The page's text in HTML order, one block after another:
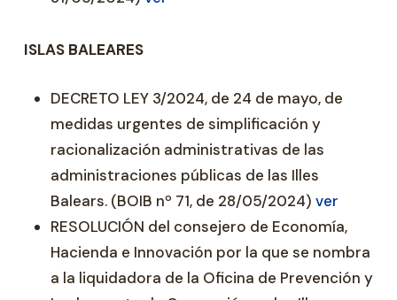
ISLAS BALEARES
DECRETO LEY 3/2024, de 24 de mayo, de
medidas urgentes de simplificación y
racionalización administrativas de las
administraciones públicas de las Illes
Balears. (BOIB nº 71, de 28/05/2024) ver
RESOLUCIÓN del consejero de Economía,
Hacienda e Innovación por la que se nombra
a la liquidadora de la Oficina de Prevención y